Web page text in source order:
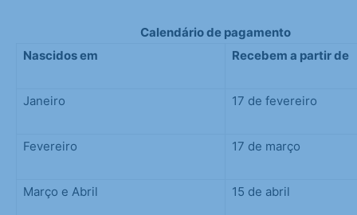
Calendário de pagamento
Nascidos em
Recebem a partir de
Janeiro 17 de fevereiro
Fevereiro 17 de março
Março e Abril 15 de abril